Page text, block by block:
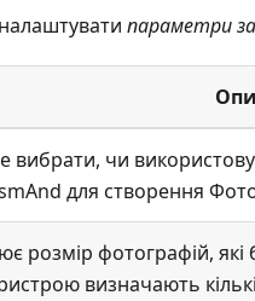
параметри
вибрати, чи
для створення
розмір фотографій,
визначають